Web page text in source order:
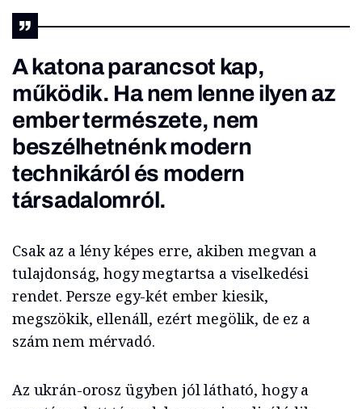
A katona parancsot kap,
működik. Ha nem lenne ilyen az
ember természete, nem
beszélhetnénk modern
technikáról és modern
társadalomról.
Csak az a lény képes erre, akiben megvan a
tulajdonság, hogy megtartsa a viselkedési
rendet. Persze egy-két ember kiesik,
megszökik, ellenáll, ezért megölik, de ez a
szám nem mérvadó.
Az ukrán-orosz ügyben jól látható, hogy a